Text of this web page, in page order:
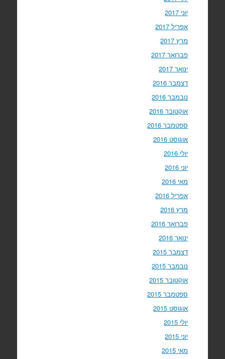
יוני 2017
אפריל 2017
מרץ 2017
פברואר 2017
ינואר 2017
דצמבר 2016
נובמבר 2016
אוקטובר 2016
ספטמבר 2016
אוגוסט 2016
יולי 2016
יוני 2016
מאי 2016
אפריל 2016
מרץ 2016
פברואר 2016
ינואר 2016
דצמבר 2015
נובמבר 2015
אוקטובר 2015
ספטמבר 2015
אוגוסט 2015
יולי 2015
יוני 2015
מאי 2015